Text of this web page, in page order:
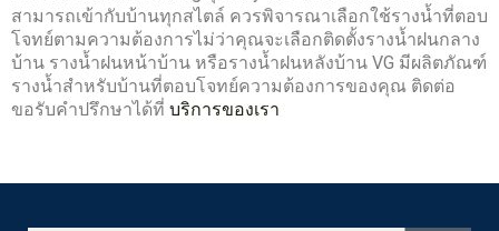
สามารถเข้ากับบ้านทุกสไตล์ ควรพิจารณาเลือกใช้รางน้ำที่ตอบ
โจทย์ตามความต้องการไม่ว่าคุณจะเลือกติดตั้งรางน้ำฝนกลาง
บ้าน รางน้ำฝนหน้าบ้าน หรือรางน้ำฝนหลังบ้าน VG มีผลิตภัณฑ์
รางน้ำสำหรับบ้านที่ตอบโจทย์ความต้องการของคุณ ติดต่อ
ขอรับคำปรึกษาได้ที่ บริการของเรา